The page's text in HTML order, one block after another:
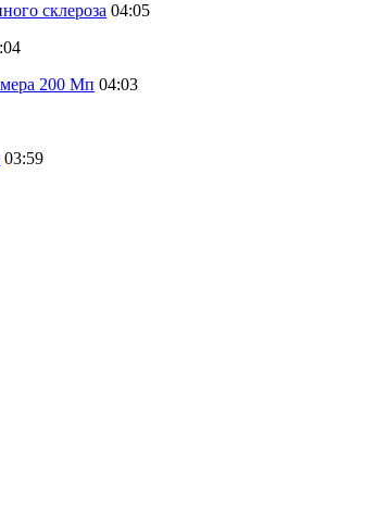
склероза 04:05
200 Мп 04:03
03:59